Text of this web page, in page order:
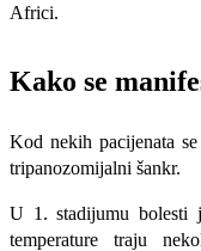
Africi.
Kako se
Kod nekih pacijenata
tripanozomijalni šankr.
U 1. stadijumu bolesti
tempe­rature traju